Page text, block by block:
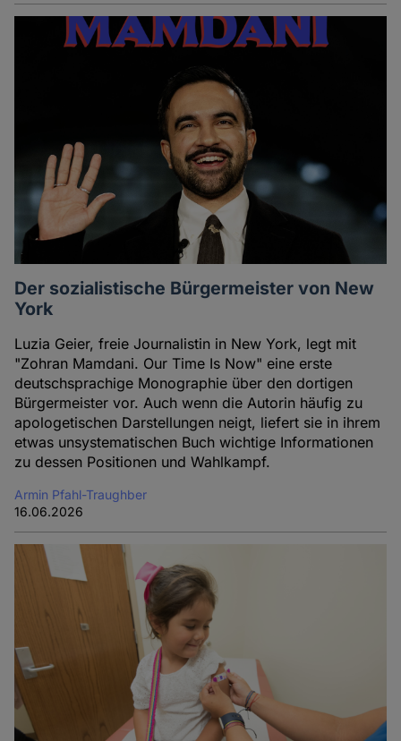
Der sozialistische Bürgermeister von New
York
Luzia Geier, freie Journalistin in New York, legt mit
"Zohran Mamdani. Our Time Is Now" eine erste
deutschsprachige Monographie über den dortigen
Bürgermeister vor. Auch wenn die Autorin häufig zu
apologetischen Darstellungen neigt, liefert sie in ihrem
etwas unsystematischen Buch wichtige Informationen
zu dessen Positionen und Wahlkampf.
Armin Pfahl-Traughber
16.06.2026